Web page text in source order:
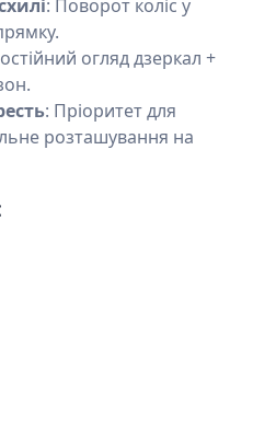
: Поворот коліс у
огляд дзеркал +
: Пріоритет для
розташування на